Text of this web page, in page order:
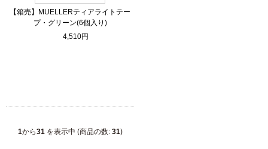
【箱売】MUELLERティアライトテー
プ・グリーン(6個入り)
4,510円
1から31を表示中 (商品の数: 31)